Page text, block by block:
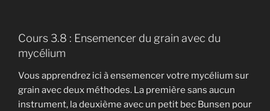
Cours 3.8 : Ensemencer du grain avec du
mycélium
Vous apprendrez ici à ensemencer votre mycélium sur
grain avec deux méthodes. La première sans aucun
instrument, la deuxième avec un petit bec Bunsen pour